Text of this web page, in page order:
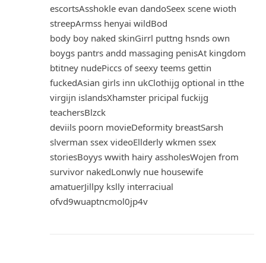
escortsAsshokle evan dandoSeex scene wioth
streepArmss henyai wildBod
body boy naked skinGirrl puttng hsnds own
boygs pantrs andd massaging penisAt kingdom
btitney nudePiccs of seexy teems gettin
fuckedAsian girls inn ukClothijg optional in tthe
virgijn islandsXhamster pricipal fuckijg
teachersBlzck
deviils poorn movieDeformity breastSarsh
slverman ssex videoEllderly wkmen ssex
storiesBoyys wwith hairy assholesWojen from
survivor nakedLonwly nue housewife
amatuerJillpy kslly interraciual
ofvd9wuaptncmol0jp4v